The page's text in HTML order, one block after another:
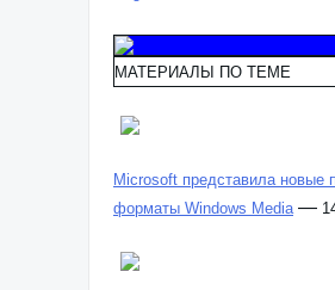
МАТЕРИАЛЫ ПО ТЕМЕ
Microsoft представила новые
форматы Windows Media —